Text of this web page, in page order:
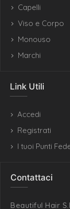
Capelli
Viso e Corpo
Monouso
Marchi
Link Utili
Accedi
Registrati
I tuoi Punti
Contattaci
Beautiful Hair